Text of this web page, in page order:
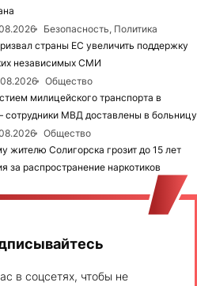
Безопасность, Политика
страны ЕС увеличить поддержку
независимых СМИ
Общество
милицейского транспорта в
сотрудники МВД доставлены в больницу
Общество
жителю Солигорска грозит до 15 лет
за распространение наркотиков
в соцсетях, чтобы не